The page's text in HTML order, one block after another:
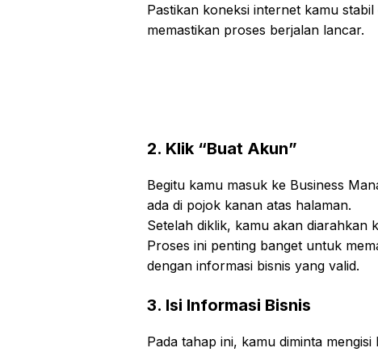
Pastikan koneksi internet kamu
memastikan proses berjalan lancar.
2. Klik “Buat Akun”
Begitu kamu masuk ke Business
ada di pojok kanan atas halaman.
Setelah diklik, kamu akan diarahkan
Proses ini penting banget untuk
dengan informasi bisnis yang valid.
3. Isi Informasi Bisnis
Pada tahap ini, kamu diminta